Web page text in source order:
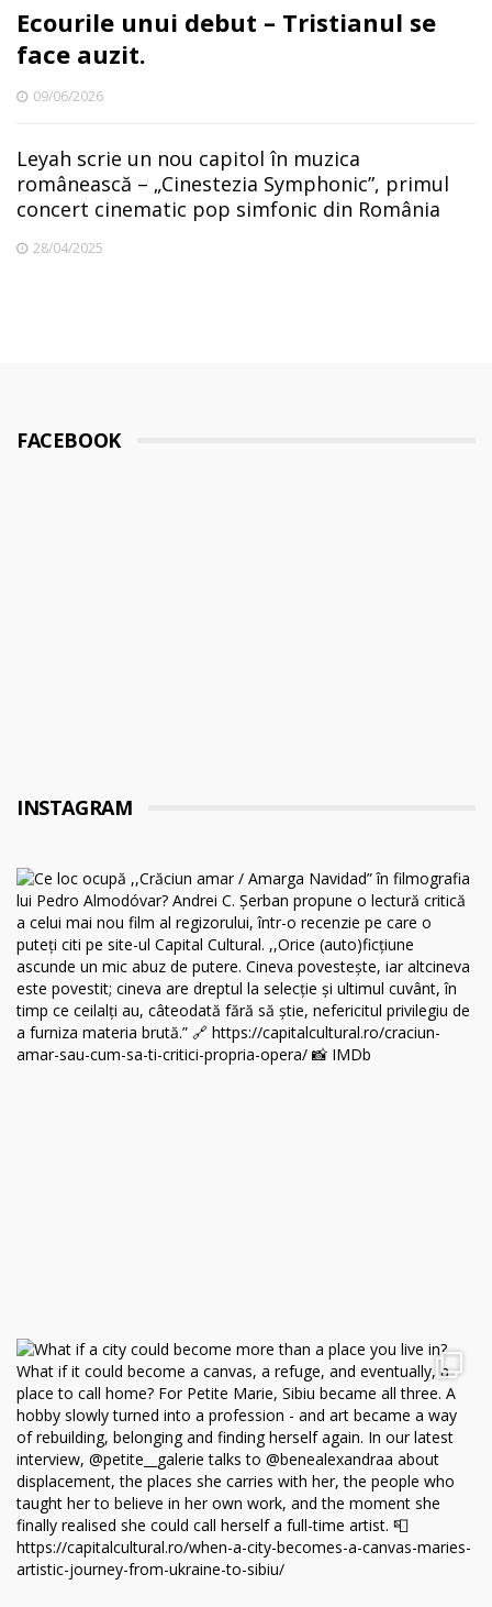
Ecourile unui debut – Tristianul se
face auzit.
09/06/2026
Leyah scrie un nou capitol în muzica
românească – „Cinestezia Symphonic”, primul
concert cinematic pop simfonic din România
28/04/2025
FACEBOOK
INSTAGRAM